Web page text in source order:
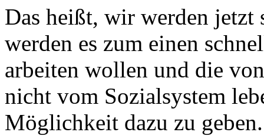
Das heißt, wir werden jetzt
werden es zum einen
arbeiten wollen und die
nicht vom Sozialsystem
Möglichkeit dazu zu